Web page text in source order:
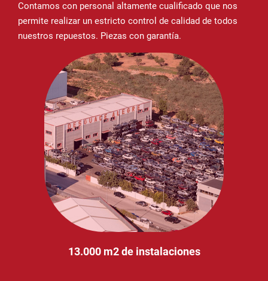
Contamos con personal altamente cualificado que nos
permite realizar un estricto control de calidad de todos
nuestros repuestos. Piezas con garantía.
13.000 m2 de instalaciones